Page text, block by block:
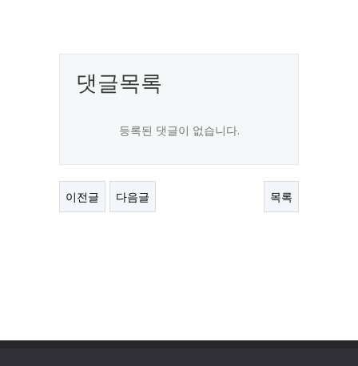
댓글목록
등록된 댓글이 없습니다.
이전글 다음글 목록